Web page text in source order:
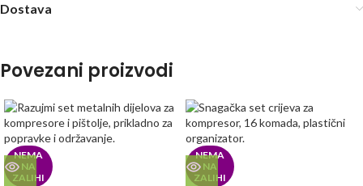
Dostava
Povezani proizvodi
NEMA
NA
ZALIHI
NEMA
NA
ZALIHI